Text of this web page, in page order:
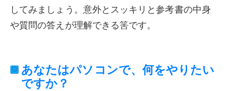
してみましょう。意外とスッキリと参考書の中身
や質問の答えが理解できる筈です。
あなたはパソコンで、何をやりたい
ですか？